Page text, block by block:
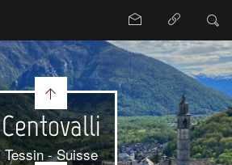
Centovalli
Tessin - Suisse